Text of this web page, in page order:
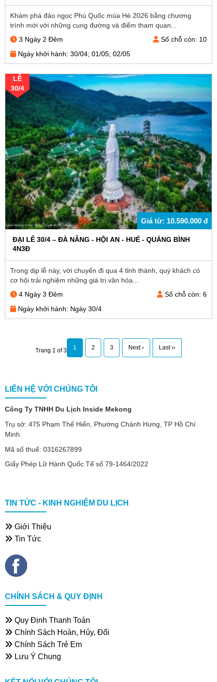
Khám phá đảo ngọc Phú Quốc mùa Hè 2026 bằng chương
trình mới với những cung đường và điểm tham quan...
3 Ngày 2 Đêm
Số chỗ còn: 10
Ngày khởi hành: 30/04; 01/05; 02/05
Giá từ: 10.590.000 đ
LỄ
30/4
ĐẠI LỄ 30/4 – ĐÀ NẴNG - HỘI AN - HUẾ - QUẢNG BÌNH
4N3Đ
Trong dịp lễ này, với chuyến đi qua 4 tỉnh thành, quý khách có
cơ hội trải nghiệm những giá trị văn hóa...
4 Ngày 3 Đêm
Số chỗ còn: 6
Ngày khởi hành: Ngày 30/4
Trang 1 of 3 1 2 3 Next › Last ››
LIÊN HỆ VỚI CHÚNG TÔI
Công Ty TNHH Du Lịch Inside Mekong
Trụ sở: 475 Phạm Thế Hiển, Phường Chánh Hưng, TP Hồ Chí
Minh.
Mã số thuế: 0316267899
Giấy Phép Lữ Hành Quốc Tế số 79-1464/2022
TIN TỨC - KINH NGHIỆM DU LỊCH
Giới Thiệu
Tin Tức
CHÍNH SÁCH & QUY ĐỊNH
Quy Định Thanh Toán
Chính Sách Hoàn, Hủy, Đổi
Chính Sách Trẻ Em
Lưu Ý Chung